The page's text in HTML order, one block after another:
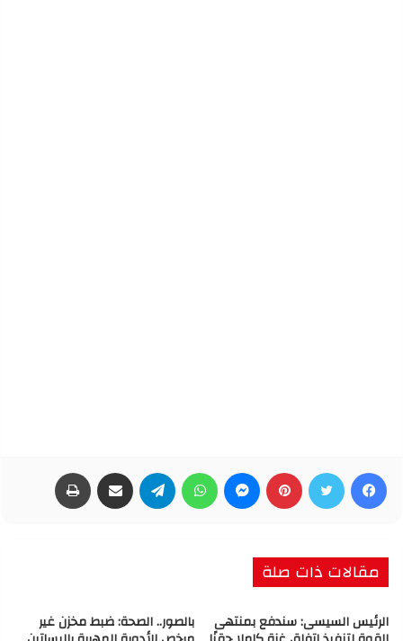
فيسبوك تويتر بينتيريست ماسنجر واتساب تيلقرام مشاركة عبر البريد
مقالات ذات صلة
الرئيس السيسى: سندفع بمنتهى بالصور.. الصحة: ضبط مخزن غير